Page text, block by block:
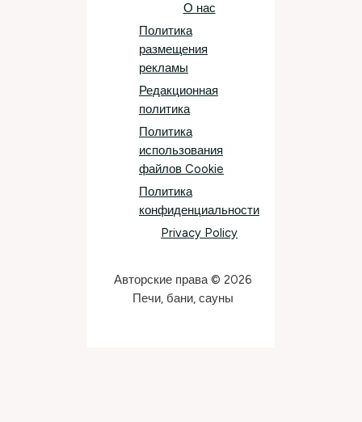
О нас
Политика
размещения
рекламы
Редакционная
политика
Политика
использования
файлов Cookie
Политика
конфиденциальности
Privacy Policy
Авторские права © 2026
Печи, бани, сауны